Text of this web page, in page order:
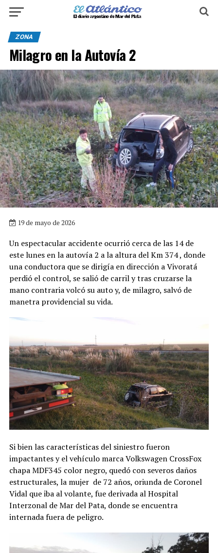
ZONA
Milagro en la Autovía 2
19 de mayo de 2026
Un espectacular accidente ocurrió cerca de las 14 de
este lunes en la autovía 2 a la altura del Km 374 , donde
una conductora que se dirigía en dirección a Vivoratá
perdió el control, se salió de carril y tras cruzarse la
mano contraria volcó su auto y, de milagro, salvó de
manetra providencial su vida.
Si bien las características del siniestro fueron
impactantes y el vehículo marca Volkswagen CrossFox
chapa MDF345 color negro, quedó con severos daños
estructurales, la mujer de 72 años, oriunda de Coronel
Vidal que iba al volante, fue derivada al Hospital
Interzonal de Mar del Pata, donde se encuentra
internada fuera de peligro.